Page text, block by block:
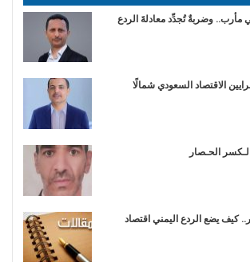
وضربةٌ تُجدِّد معادلةَ الردع
الاقتصاد السعودي شمالًا
الحـصار
كيف يضع الردع اليمني اقتصاد